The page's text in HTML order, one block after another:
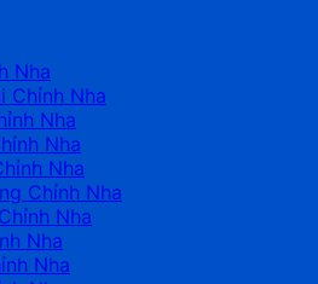
Nha
Chỉnh Nha
Nha
Nha
Nha
Chỉnh Nha
Nha
Nha
Nha